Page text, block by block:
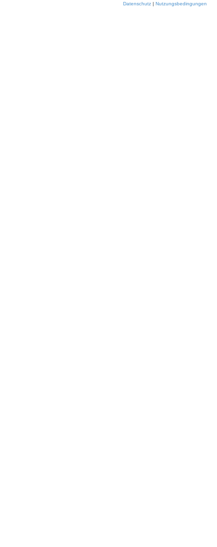
Datenschutz | Nutzungsbedingungen